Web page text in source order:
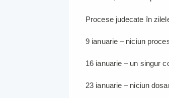
Procese judecate în
9 ianuarie – niciun
16 ianuarie – un singur
23 ianuarie – niciun